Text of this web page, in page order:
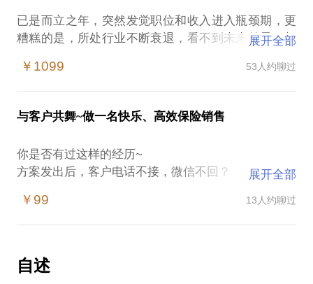
教育金合适？怎么选择保险公司？业务员重要吗？退
保能拿回多少钱？理赔难不难？保险公司会破产吗？
大陆保险还是香港保险？等等，太多问题，一时之间
键。这样才能做到最少的保费，最大的杠杆。每一分
你的问题。在这里，我不推荐产品，我会用最简单的
逻辑图，轻松教你选对保险。 【在行郑重提示】：投
资及其关联行为存在风险，决策应需谨慎。此话题内
容仅为该行家在理财保险领域的个人经验、意见或观
国内大型保险集团公司销售总监，五年行业经验
已是而立之年，突然发觉职位和收入进入瓶颈期，更
糟糕的是，所处行业不断衰退，看不到未来前景。想
中了解到保险理财规划师的职位，看到了很多成功范
如何？客户从哪里来？面对拒绝该如何处理？理财师
需要具备什么样的能力和特质？理财师的工作模式？
如果中途发现不适合，对未来职业发展会有什么影
响？遭遇家人反对，该如何处理？作为一名跨界转型
的保险理财规划师，零销售基础，从见习销售到销售
的匹配度转型过程中要避免的雷区快速建立适合自己
展开全部
￥1099 53人约聊过
与客户共舞~做一名快乐、高效保险销售
你是否有过这样的经历~
方案发出后，客户电话不接，微信不回？
面对客户的对比？是放弃还是陪着客户对比？是否有
身上却不起作用？
同事用三讲轻松签单，为何我开口三讲却被客户拒
展开全部
￥99 13人约聊过
自述